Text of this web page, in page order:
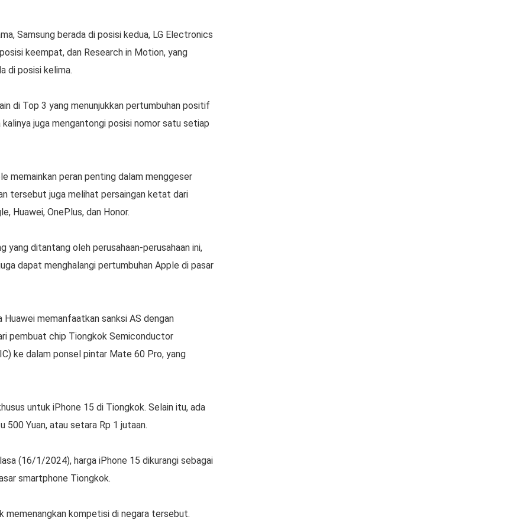
Samsung berada di posisi kedua, LG Electronics
keempat, dan Research in Motion, yang
di posisi kelima.
di Top 3 yang menunjukkan pertumbuhan positif
juga mengantongi posisi nomor satu setiap
memainkan peran penting dalam menggeser
tersebut juga melihat persaingan ketat dari
Huawei, OnePlus, dan Honor.
yang ditantang oleh perusahaan-perusahaan ini,
dapat menghalangi pertumbuhan Apple di pasar
Huawei memanfaatkan sanksi AS dengan
pembuat chip Tiongkok Semiconductor
ke dalam ponsel pintar Mate 60 Pro, yang
untuk iPhone 15 di Tiongkok. Selain itu, ada
500 Yuan, atau setara Rp 1 jutaan.
(16/1/2024), harga iPhone 15 dikurangi sebagai
smartphone Tiongkok.
memenangkan kompetisi di negara tersebut.